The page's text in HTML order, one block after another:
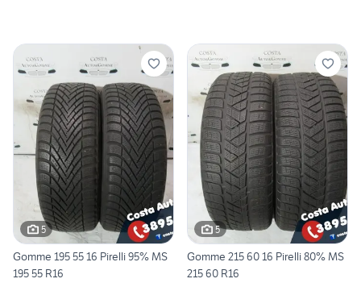
5
Gomme 195 55 16 Pirelli 95% MS
195 55 R16
5
Gomme 215 60 16 Pirelli 80% MS
215 60 R16